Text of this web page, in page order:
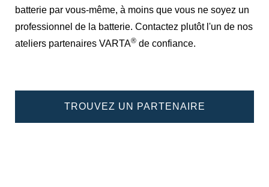
batterie par vous-même, à moins que vous ne soyez un
professionnel de la batterie. Contactez plutôt l'un de nos
ateliers partenaires VARTA® de confiance.
TROUVEZ UN PARTENAIRE